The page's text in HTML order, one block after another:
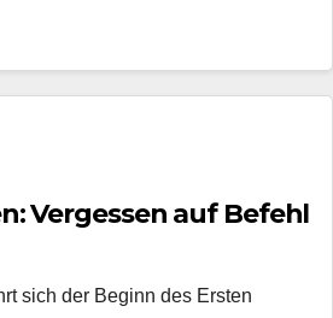
Vergessen auf Befehl
sich der Beginn des Ersten